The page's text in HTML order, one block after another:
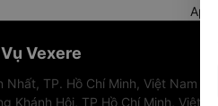
App
Vexere
TP. Hồ Chí Minh, Việt Nam
Hội, TP Hồ Chí Minh, Việt